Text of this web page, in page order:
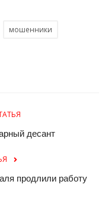
мошенники
десант
продлили работу